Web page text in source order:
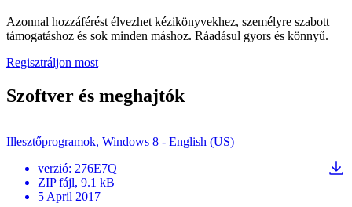
Azonnal hozzáférést élvezhet kézikönyvekhez, személyre szabott
támogatáshoz és sok minden máshoz. Ráadásul gyors és könnyű.
Regisztráljon most
Szoftver és meghajtók
Illesztőprogramok, Windows 8 - English (US)
verzió: 276E7Q
ZIP fájl, 9.1 kB
5 April 2017